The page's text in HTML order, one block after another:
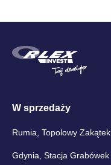
W sprzedaży
Rumia, Topolowy Zakątek
Gdynia, Stacja Grabówek